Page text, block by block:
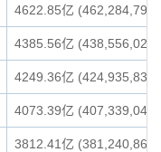
4622.85亿
4385.56亿
4249.36亿
4073.39亿
3812.41亿